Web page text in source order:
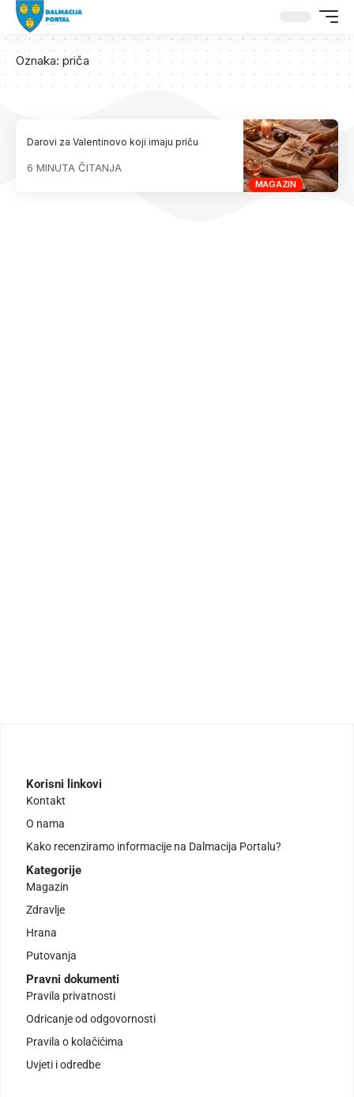
Oznaka: priča
MAGAZIN
Darovi za Valentinovo koji imaju priču
6 MINUTA ČITANJA
Korisni linkovi
Kontakt
O nama
Kako recenziramo informacije na Dalmacija Portalu?
Kategorije
Magazin
Zdravlje
Hrana
Putovanja
Pravni dokumenti
Pravila privatnosti
Odricanje od odgovornosti
Pravila o kolačićima
Uvjeti i odredbe